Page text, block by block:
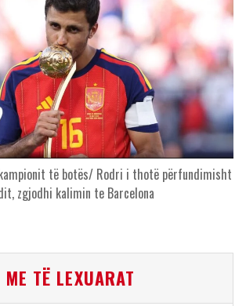
të botës/ Rodri i thotë përfundimisht
zgjodhi kalimin te Barcelona
ME TË LEXUARAT